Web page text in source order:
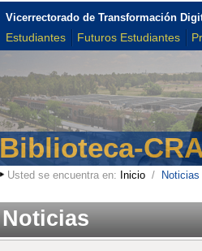
Vicerrectorado de Transformación
Estudiantes Futuros Estudiantes
Biblioteca-
Usted se encuentra en: Inicio/ Noticias
Noticias